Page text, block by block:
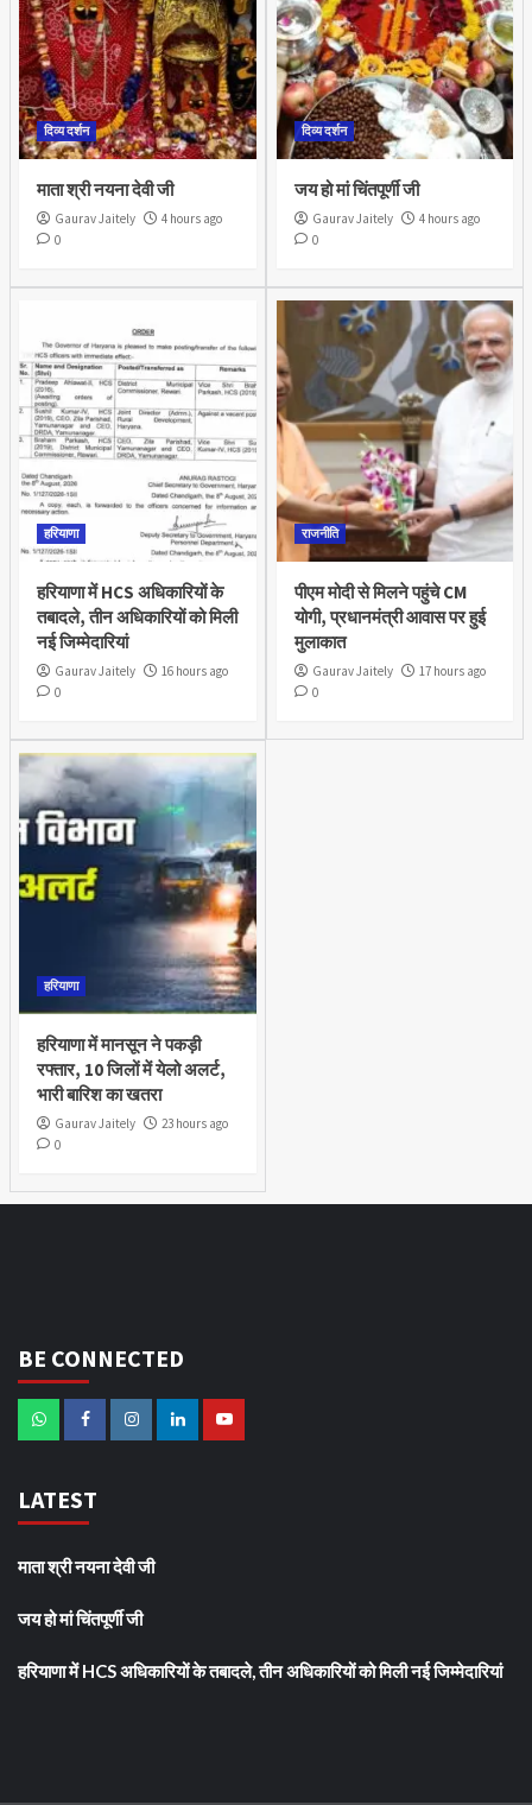
दिव्य दर्शन
माता श्री नयना देवी जी
Gaurav Jaitely
4 hours ago
0
दिव्य दर्शन
जय हो मां चिंतपूर्णी जी
Gaurav Jaitely
4 hours ago
0
हरियाणा
हरियाणा में HCS अधिकारियों के
तबादले, तीन अधिकारियों को मिली
नई जिम्मेदारियां
Gaurav Jaitely
16 hours ago
0
राजनीति
पीएम मोदी से मिलने पहुंचे CM
योगी, प्रधानमंत्री आवास पर हुई
मुलाकात
Gaurav Jaitely
17 hours ago
0
हरियाणा
हरियाणा में मानसून ने पकड़ी
रफ्तार, 10 जिलों में येलो अलर्ट,
भारी बारिश का खतरा
Gaurav Jaitely
23 hours ago
0
BE CONNECTED
LATEST
माता श्री नयना देवी जी
जय हो मां चिंतपूर्णी जी
हरियाणा में HCS अधिकारियों के तबादले, तीन अधिकारियों को मिली नई जिम्मेदारियां